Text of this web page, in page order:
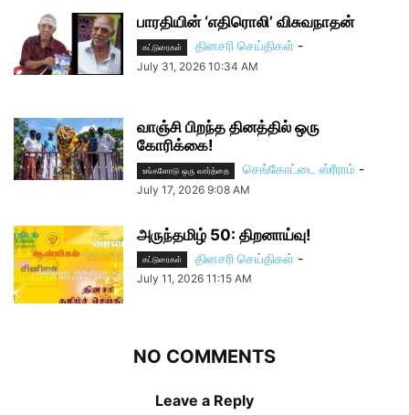
பாரதியின் ‘எதிரொலி’ விசுவநாதன்
கட்டுரைகள் தினசரி செய்திகள் -
July 31, 2026 10:34 AM
வாஞ்சி பிறந்த தினத்தில் ஒரு
கோரிக்கை!
உங்களோடு ஒரு வார்த்தை செங்கோட்டை ஸ்ரீராம் -
July 17, 2026 9:08 AM
அருந்தமிழ் 50: திறனாய்வு!
கட்டுரைகள் தினசரி செய்திகள் -
July 11, 2026 11:15 AM
NO COMMENTS
Leave a Reply